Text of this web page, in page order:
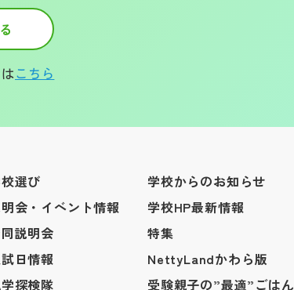
こちら
選び
会・イベント情報
説明会
日情報
探検隊
学校からのお知らせ
学校HP最新情報
特集
NettyLandかわら版
受験親子の”最適”ごはん